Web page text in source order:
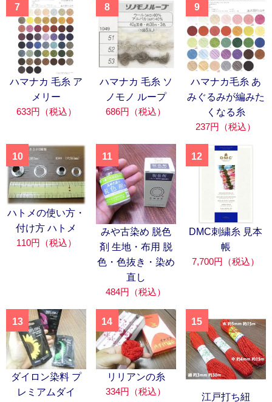
7
ハマナカ 毛糸 ア
メリー
633円（税込）
8
ハマナカ 毛糸 ソ
ノモノ ループ
686円（税込）
9
ハマナカ毛糸 あ
みぐるみが編みた
くなる糸
237円（税込）
10
ハトメの使い方・
付け方 ハトメ
110円（税込）
11
みや古染め 脱色
剤 生地・布用 脱
色・色抜き・染め
直し
484円（税込）
12
DMC刺繍糸 見本
帳
7,700円（税込）
13
ダイロン染料 プ
レミアムダイ
14
リリアンの糸
334円（税込）
15
江戸打ち紐